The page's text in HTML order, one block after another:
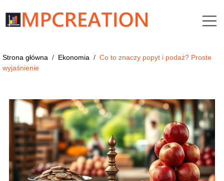
Strona główna / Ekonomia / Co to znaczy popyt i podaż? Proste
wyjaśnienie